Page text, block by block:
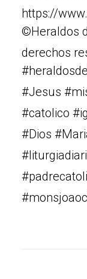
https://
©Heraldos
derechos
#Jesus
#catolico
#Dios